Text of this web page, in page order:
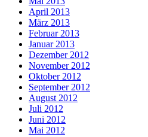
April 2013
März 2013
Februar 2013
Januar 2013
Dezember 2012
November 2012
Oktober 2012
September 2012
August 2012
Juli 2012
Juni 2012
Mai 2012